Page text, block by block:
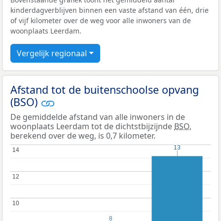
kinderdagverblijven binnen een vaste afstand van één, drie
of vijf kilometer over de weg voor alle inwoners van de
woonplaats Leerdam.
Vergelijk regionaal
Afstand tot de buitenschoolse opvang
(BSO)
De gemiddelde afstand van alle inwoners in de
woonplaats Leerdam tot de dichtstbijzijnde BSO,
berekend over de weg, is 0,7 kilometer.
10
10
12
12
14
14
8
8
13
13